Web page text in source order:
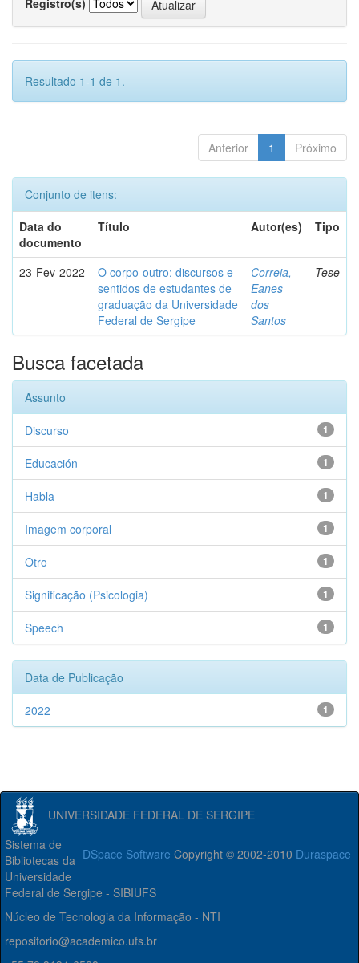
Resultado 1-1 de 1.
Anterior 1 Próximo
Conjunto de itens:
Data do
documento
Título Autor(es) Tipo
23-Fev-2022
O corpo-outro: discursos e
sentidos de estudantes de
graduação da Universidade
Federal de Sergipe
Correia,
Eanes
dos
Santos
Tese
Busca facetada
Assunto
1
Discurso
1
Educación
1
Habla
1
Imagem corporal
1
Otro
1
Significação (Psicologia)
1
Speech
Data de Publicação
1
2022
UNIVERSIDADE FEDERAL DE SERGIPE
DSpace Software Copyright © 2002-2010 Duraspace
Sistema de
Bibliotecas da
Universidade
Federal de Sergipe - SIBIUFS
Núcleo de Tecnologia da Informação - NTI
repositorio@academico.ufs.br